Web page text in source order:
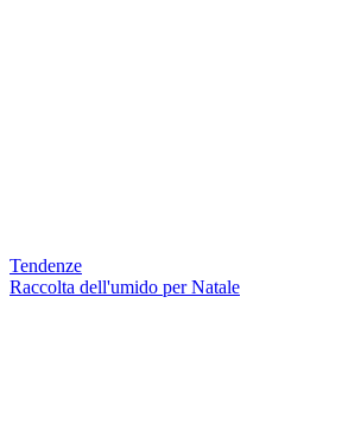
Tendenze
Raccolta dell'umido per Natale